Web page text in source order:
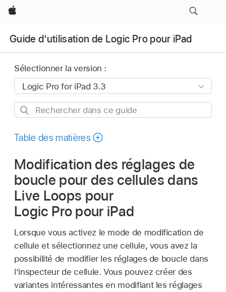
Apple
Guide d’utilisation de Logic Pro pour iPad
Sélectionner la version :
Rechercher
ce
Table des matières
Modification des réglages de
boucle pour des cellules dans
Live Loops pour
Logic Pro pour iPad
Lorsque vous activez le mode de modification de
cellule et sélectionnez une cellule, vous avez la
possibilité de modifier les réglages de boucle dans
l’inspecteur de cellule. Vous pouvez créer des
variantes intéressantes en modifiant les réglages